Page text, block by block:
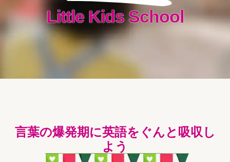
Little Kids School
言葉の爆発期に英語をぐんと吸収し
よう